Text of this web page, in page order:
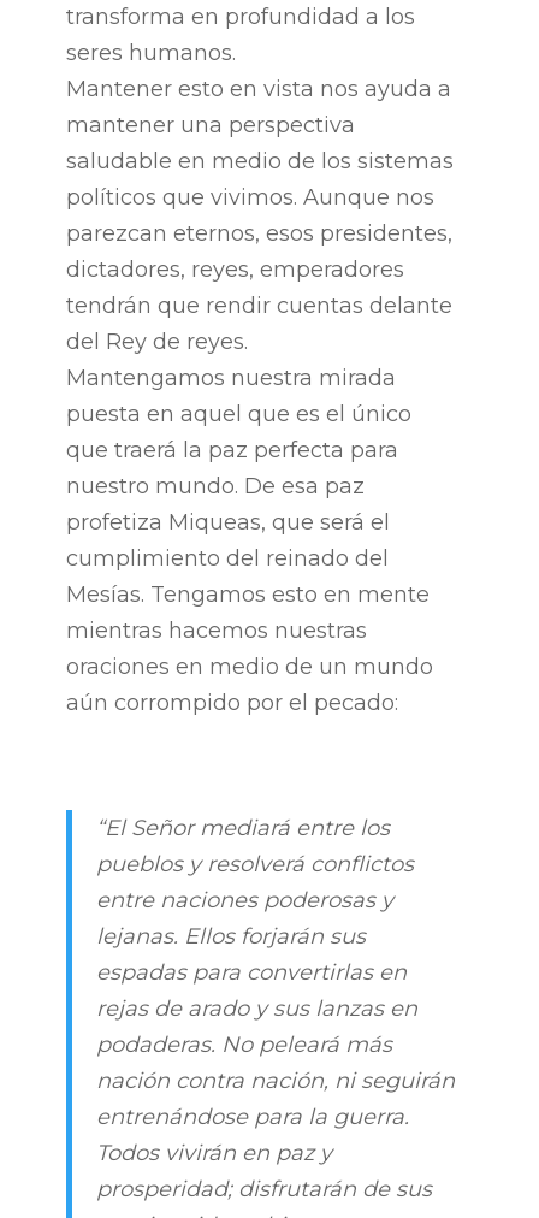
transforma en profundidad a los
seres humanos.
Mantener esto en vista nos ayuda a
mantener una perspectiva
saludable en medio de los sistemas
políticos que vivimos. Aunque nos
parezcan eternos, esos presidentes,
dictadores, reyes, emperadores
tendrán que rendir cuentas delante
del Rey de reyes.
Mantengamos nuestra mirada
puesta en aquel que es el único
que traerá la paz perfecta para
nuestro mundo. De esa paz
profetiza Miqueas, que será el
cumplimiento del reinado del
Mesías. Tengamos esto en mente
mientras hacemos nuestras
oraciones en medio de un mundo
aún corrompido por el pecado:
“El Señor mediará entre los
pueblos y resolverá conflictos
entre naciones poderosas y
lejanas. Ellos forjarán sus
espadas para convertirlas en
rejas de arado y sus lanzas en
podaderas. No peleará más
nación contra nación, ni seguirán
entrenándose para la guerra.
Todos vivirán en paz y
prosperidad; disfrutarán de sus